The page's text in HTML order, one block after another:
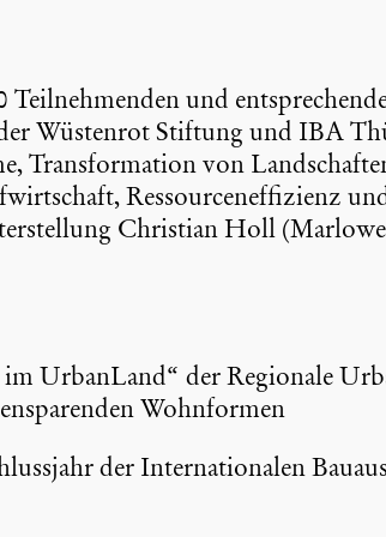
und
Wüstenrot Stiftung und IBA
Trans­for­ma­tion von
Ressour­cen­ef­fi­zienz
Christian Holl
UrbanLand“ der Regionale
Wohnformen
der Inter­na­tio­nalen